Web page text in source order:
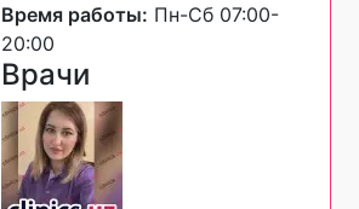
Время работы: Пн-Сб 07:00-
20:00
Врачи